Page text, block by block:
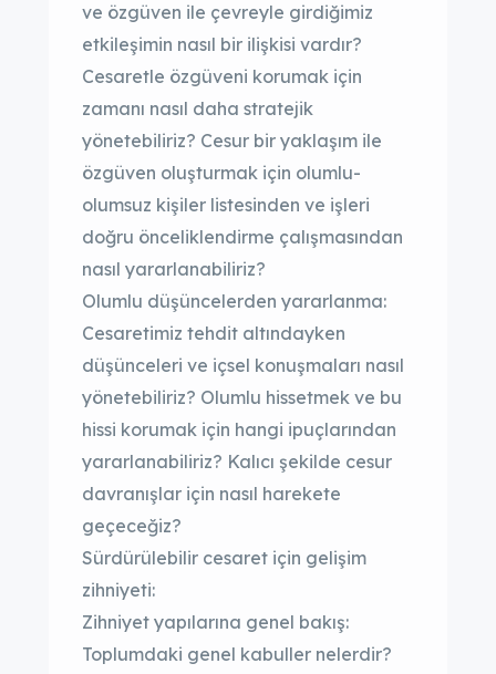
ve özgüven ile çevreyle girdiğimiz
etkileşimin nasıl bir ilişkisi vardır?
Cesaretle özgüveni korumak için
zamanı nasıl daha stratejik
yönetebiliriz? Cesur bir yaklaşım ile
özgüven oluşturmak için olumlu-
olumsuz kişiler listesinden ve işleri
doğru önceliklendirme çalışmasından
nasıl yararlanabiliriz?
Olumlu düşüncelerden yararlanma:
Cesaretimiz tehdit altındayken
düşünceleri ve içsel konuşmaları nasıl
yönetebiliriz? Olumlu hissetmek ve bu
hissi korumak için hangi ipuçlarından
yararlanabiliriz? Kalıcı şekilde cesur
davranışlar için nasıl harekete
geçeceğiz?
Sürdürülebilir cesaret için gelişim
zihniyeti:
Zihniyet yapılarına genel bakış:
Toplumdaki genel kabuller nelerdir?